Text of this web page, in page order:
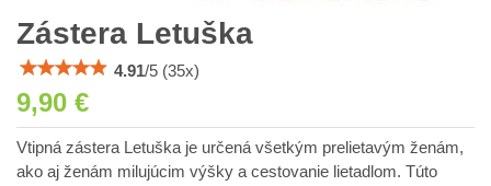
Zástera Letuška
4.91/5 (35x)
9,90 €
Vtipná zástera Letuška je určená všetkým prelietavým ženám,
ako aj ženám milujúcim výšky a cestovanie lietadlom. Túto